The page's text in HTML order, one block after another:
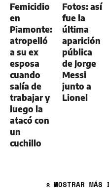
Femicidio
en
Piamonte:
atropelló
a su ex
esposa
cuando
salía de
trabajar y
luego la
atacó con
un
cuchillo
Fotos: así
fue la
última
aparición
pública
de Jorge
Messi
junto a
Lionel
» MOSTRAR MÁS